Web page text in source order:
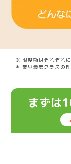
※ 限度額はそれぞれに
＊ 業界最安クラスの
まずは